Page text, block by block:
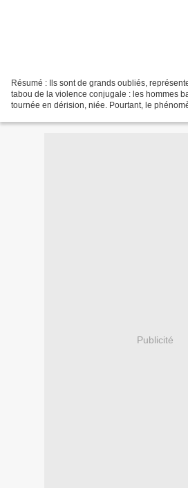
Résumé : Ils sont de grands oubliés,
tabou de la violence conjugale : les hommes
tournée en dérision, niée. Pourtant, le
Publicité